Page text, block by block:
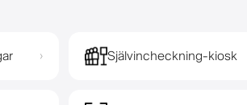
› Självincheckning-kiosk